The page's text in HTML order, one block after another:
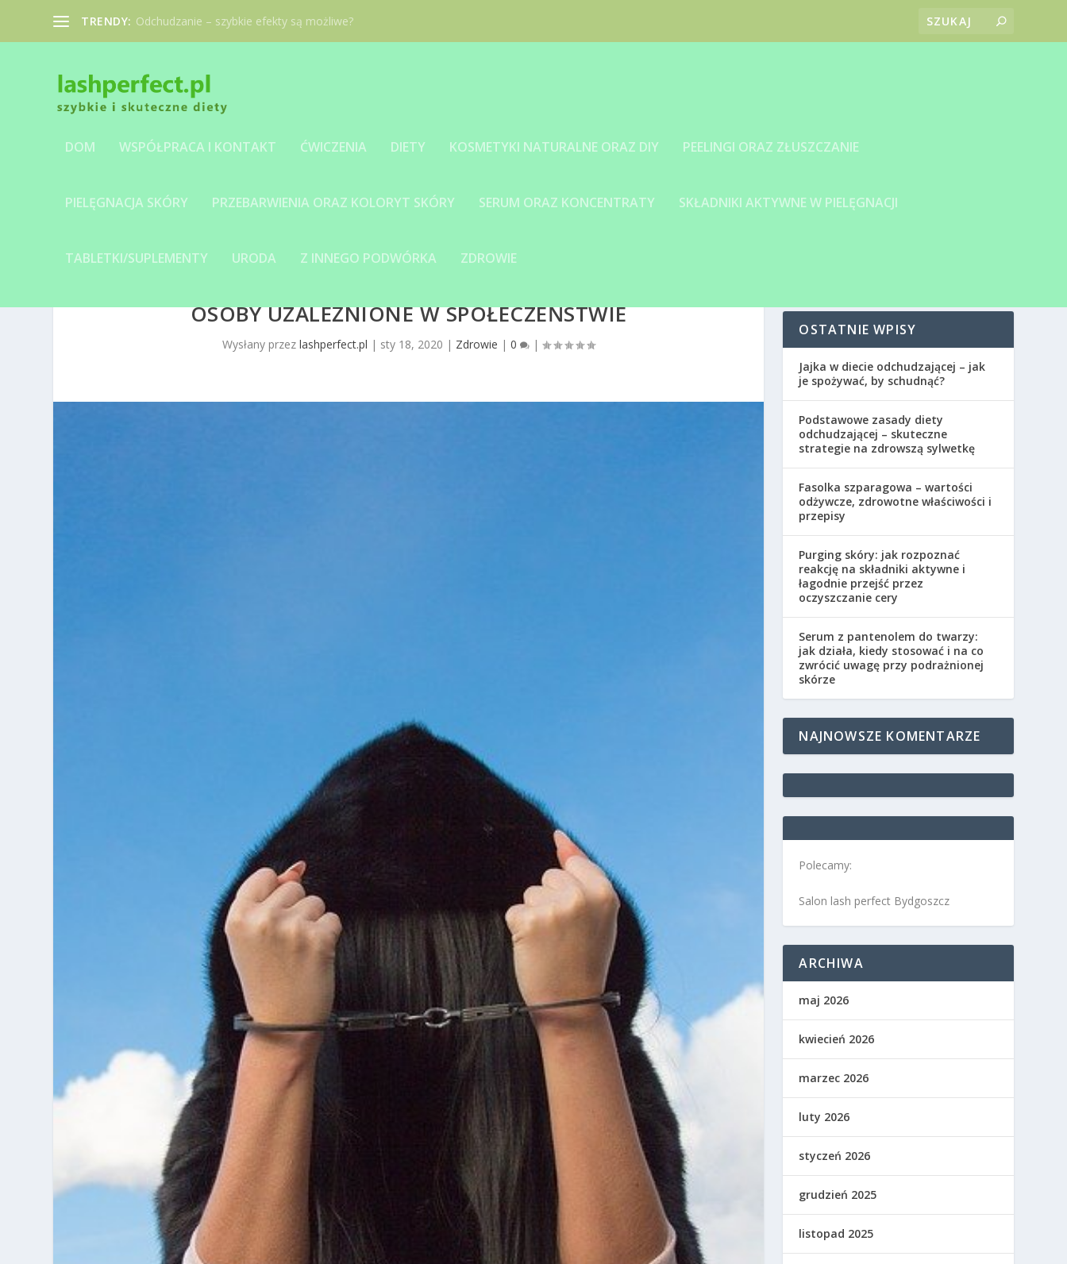
TRENDY: Odchudzanie – szybkie efekty są możliwe?
DOM WSPÓŁPRACA I KONTAKT ĆWICZENIA DIETY KOSMETYKI NATURALNE ORAZ DIY PEELINGI ORAZ ZŁUSZCZANIE
PIELĘGNACJA SKÓRY PRZEBARWIENIA ORAZ KOLORYT SKÓRY SERUM ORAZ KONCENTRATY SKŁADNIKI AKTYWNE W PIELĘGNACJI
TABLETKI/SUPLEMENTY URODA Z INNEGO PODWÓRKA ZDROWIE
OSOBY UZALEŻNIONE W SPOŁECZEŃSTWIE
Wysłany przezlashperfect.pl | sty 18, 2020 | Zdrowie |0 |
OSTATNIE WPISY
Jajka w diecie odchudzającej – jak
je spożywać, by schudnąć?
Podstawowe zasady diety
odchudzającej – skuteczne
strategie na zdrowszą sylwetkę
Fasolka szparagowa – wartości
odżywcze, zdrowotne właściwości i
przepisy
Purging skóry: jak rozpoznać
reakcję na składniki aktywne i
łagodnie przejść przez
oczyszczanie cery
Serum z pantenolem do twarzy:
jak działa, kiedy stosować i na co
zwrócić uwagę przy podrażnionej
skórze
NAJNOWSZE KOMENTARZE
Polecamy:
Salon lash perfect Bydgoszcz
ARCHIWA
maj 2026
kwiecień 2026
marzec 2026
luty 2026
styczeń 2026
grudzień 2025
listopad 2025